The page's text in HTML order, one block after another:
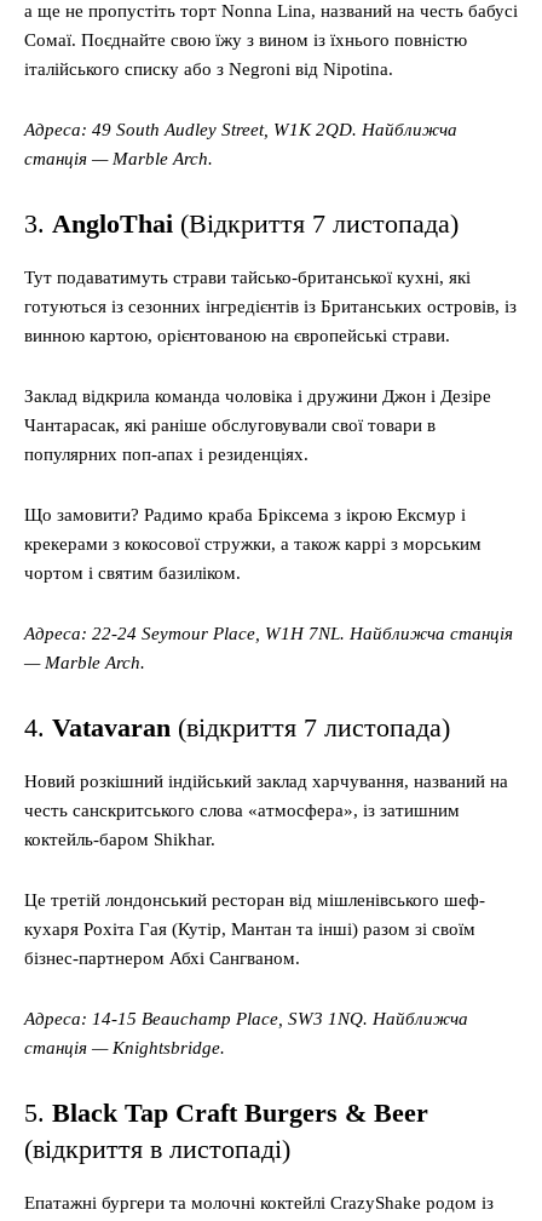
а ще не пропустіть торт Nonna Lina, названий на честь бабусі
Сомаї. Поєднайте свою їжу з вином із їхнього повністю
італійського списку або з Negroni від Nipotina.
Адреса: 49 South Audley Street, W1K 2QD. Найближча
станція — Marble Arch.
3. AngloThai (Відкриття 7 листопада)
Тут подаватимуть страви тайсько-британської кухні, які
готуються із сезонних інгредієнтів із Британських островів, із
винною картою, орієнтованою на європейські страви.
Заклад відкрила команда чоловіка і дружини Джон і Дезіре
Чантарасак, які раніше обслуговували свої товари в
популярних поп-апах і резиденціях.
Що замовити? Радимо краба Бріксема з ікрою Ексмур і
крекерами з кокосової стружки, а також каррі з морським
чортом і святим базиліком.
Адреса: 22-24 Seymour Place, W1H 7NL. Найближча станція
— Marble Arch.
4. Vatavaran (відкриття 7 листопада)
Новий розкішний індійський заклад харчування, названий на
честь санскритського слова «атмосфера», із затишним
коктейль-баром Shikhar.
Це третій лондонський ресторан від мішленівського шеф-
кухаря Рохіта Гая (Кутір, Мантан та інші) разом зі своїм
бізнес-партнером Абхі Сангваном.
Адреса: 14-15 Beauchamp Place, SW3 1NQ. Найближча
станція — Knightsbridge.
5. Black Tap Craft Burgers & Beer
(відкриття в листопаді)
Епатажні бургери та молочні коктейлі CrazyShake родом із